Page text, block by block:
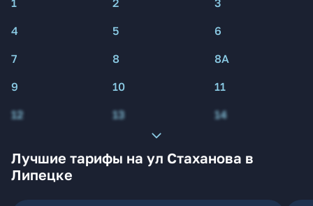
1 2
3
4
5
6
7
8
8А
9
10
11
12
13 14
Лучшие тарифы на ул Стаханова в
Липецке